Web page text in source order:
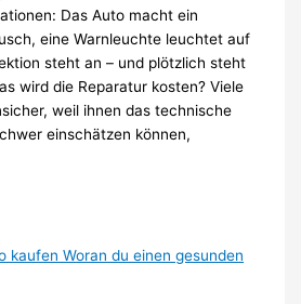
Das Auto macht ein
eine Warnleuchte leuchtet auf
steht an – und plötzlich steht
wird die Reparatur kosten? Viele
weil ihnen das technische
einschätzen können,